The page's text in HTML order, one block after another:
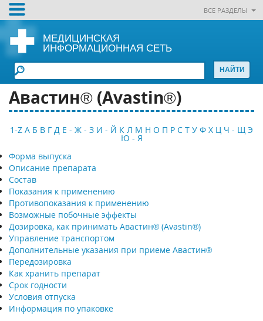
ВСЕ РАЗДЕЛЫ
МЕДИЦИНСКАЯ
ИНФОРМАЦИОННАЯ СЕТЬ
Авастин® (Avastin®)
1-Z А Б В Г Д Е - Ж - З И - Й К Л М Н О П Р С Т У Ф Х Ц Ч - Щ Э
Ю - Я
Форма выпуска
Описание препарата
Состав
Показания к применению
Противопоказания к применению
Возможные побочные эффекты
Дозировка, как принимать Авастин® (Avastin®)
Управление транспортом
Дополнительные указания при приеме Авастин®
Передозировка
Как хранить препарат
Срок годности
Условия отпуска
Информация по упаковке